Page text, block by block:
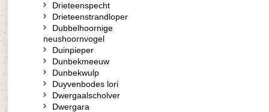
Drieteenspecht
Drieteenstrandloper
Dubbelhoornige
neushoornvogel
Duinpieper
Dunbekmeeuw
Dunbekwulp
Duyvenbodes lori
Dwergaalscholver
Dwergara